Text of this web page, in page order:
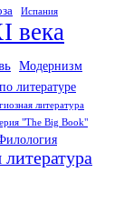
Испания
века
Модернизм
литературе
литература
"The Big Book"